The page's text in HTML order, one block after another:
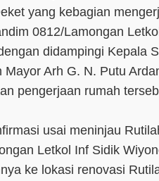
yang kebagian
0812/Lamongan
didampingi Kepala
Mayor Arh G. N. Putu
pengerjaan rumah
usai meninjau
Letkol Inf Sidik
ke lokasi renovasi